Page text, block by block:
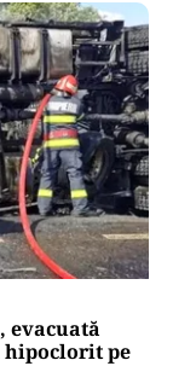
evacuată
hipoclorit pe